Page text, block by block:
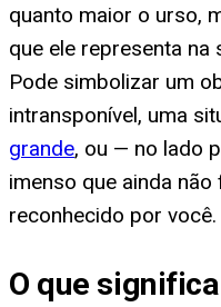
quanto maior o urso,
que ele representa na
Pode simbolizar um
intransponível, uma
grande, ou — no lado
imenso que ainda
reconhecido por você.
O que